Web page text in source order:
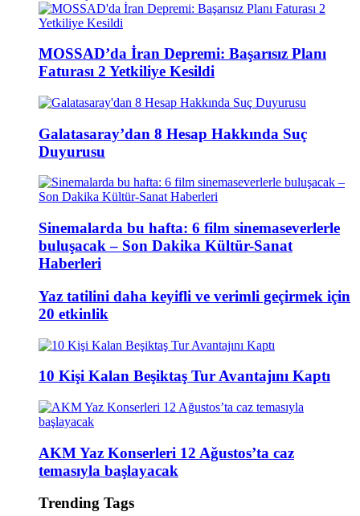
MOSSAD’da İran Depremi: Başarısız Planı
Faturası 2 Yetkiliye Kesildi
Galatasaray’dan 8 Hesap Hakkında Suç
Duyurusu
Sinemalarda bu hafta: 6 film sinemaseverlerle
buluşacak – Son Dakika Kültür-Sanat
Haberleri
Yaz tatilini daha keyifli ve verimli geçirmek için
20 etkinlik
10 Kişi Kalan Beşiktaş Tur Avantajını Kaptı
AKM Yaz Konserleri 12 Ağustos’ta caz
temasıyla başlayacak
Trending Tags